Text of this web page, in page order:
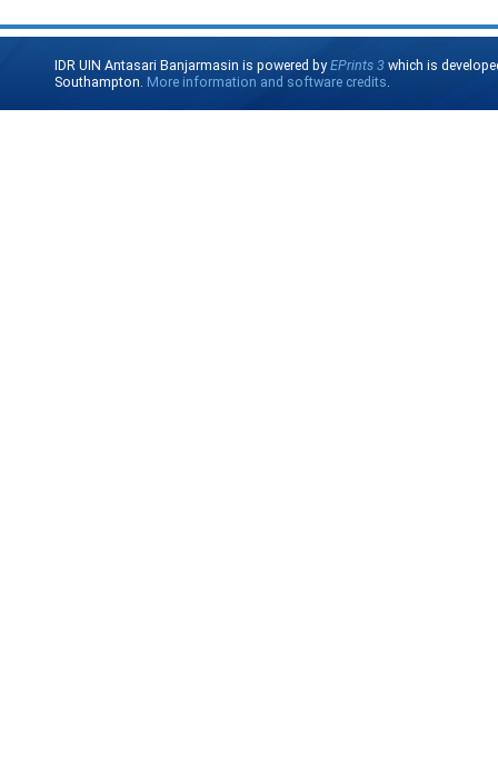
IDR UIN Antasari Banjarmasin is powered byEPrints 3 which is
Southampton. More information and software credits.